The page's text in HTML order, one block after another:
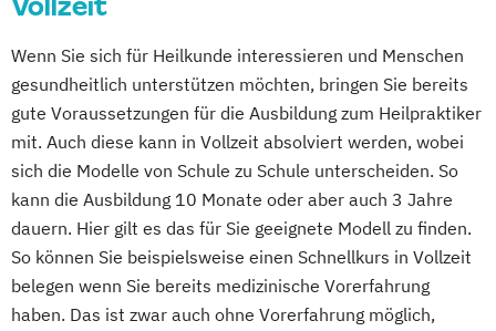
Wenn Sie sich für Heilkunde interessieren und Menschen
gesundheitlich unterstützen möchten, bringen Sie bereits
gute Voraussetzungen für die Ausbildung zum Heilpraktiker
mit. Auch diese kann in Vollzeit absolviert werden, wobei
sich die Modelle von Schule zu Schule unterscheiden. So
kann die Ausbildung 10 Monate oder aber auch 3 Jahre
dauern. Hier gilt es das für Sie geeignete Modell zu finden.
So können Sie beispielsweise einen Schnellkurs in Vollzeit
belegen wenn Sie bereits medizinische Vorerfahrung
haben. Das ist zwar auch ohne Vorerfahrung möglich,